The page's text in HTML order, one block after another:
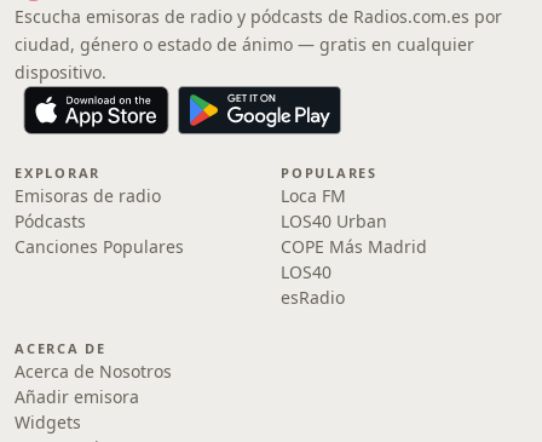
Escucha emisoras de radio y pódcasts de Radios.com.es por
ciudad, género o estado de ánimo — gratis en cualquier
dispositivo.
EXPLORAR
Emisoras de radio
Pódcasts
Canciones Populares
POPULARES
Loca FM
LOS40 Urban
COPE Más Madrid
LOS40
esRadio
ACERCA DE
Acerca de Nosotros
Añadir emisora
Widgets